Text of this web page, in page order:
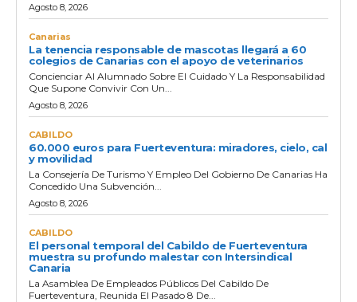
Agosto 8, 2026
Canarias
La tenencia responsable de mascotas llegará a 60
colegios de Canarias con el apoyo de veterinarios
Concienciar Al Alumnado Sobre El Cuidado Y La Responsabilidad
Que Supone Convivir Con Un...
Agosto 8, 2026
CABILDO
60.000 euros para Fuerteventura: miradores, cielo, cal
y movilidad
La Consejería De Turismo Y Empleo Del Gobierno De Canarias Ha
Concedido Una Subvención...
Agosto 8, 2026
CABILDO
El personal temporal del Cabildo de Fuerteventura
muestra su profundo malestar con Intersindical
Canaria
La Asamblea De Empleados Públicos Del Cabildo De
Fuerteventura, Reunida El Pasado 8 De...